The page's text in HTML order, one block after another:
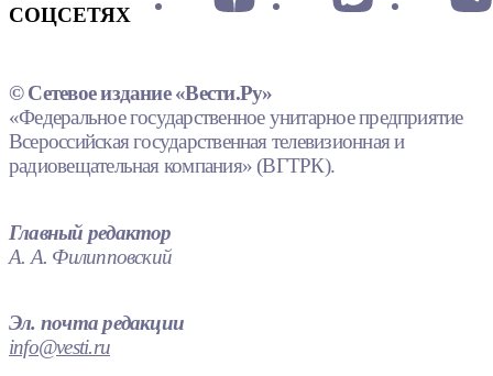
СОЦСЕТЯХ
© Сетевое издание «Вести.Ру»
«Федеральное государственное унитарное предприятие
Всероссийская государственная телевизионная и
радиовещательная компания» (ВГТРК).
Главный редактор
А. А. Филипповский
Эл. почта редакции
info@vesti.ru